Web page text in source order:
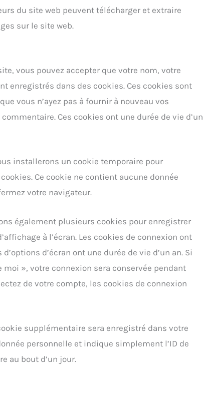
du site web peuvent télécharger et extraire
sur le site web.
vous pouvez accepter que votre nom, votre
enregistrés dans des cookies. Ces cookies sont
vous n’ayez pas à fournir à nouveau vos
Ces cookies ont une durée de vie d’un
installerons un cookie temporaire pour
Ce cookie ne contient aucune donnée
votre navigateur.
également plusieurs cookies pour enregistrer
à l’écran. Les cookies de connexion ont
d’écran ont une durée de vie d’un an. Si
», votre connexion sera conservée pendant
de votre compte, les cookies de connexion
supplémentaire sera enregistré dans votre
personnelle et indique simplement l’ID de
au bout d’un jour.